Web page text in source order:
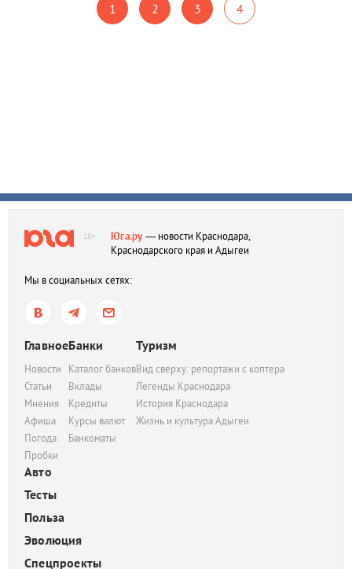
1 2 3 4
18+ Юга.ру— новости Краснодара,
Краснодарского края и Адыгеи
Мы в социальных сетях:
Главное
Новости
Статьи
Мнения
Афиша
Погода
Пробки
Банки
Каталог банков
Вклады
Кредиты
Курсы валют
Банкоматы
Туризм
Вид сверху: репортажи с коптера
Легенды Краснодара
История Краснодара
Жизнь и культура Адыгеи
Авто
Тесты
Польза
Эволюция
Спецпроекты